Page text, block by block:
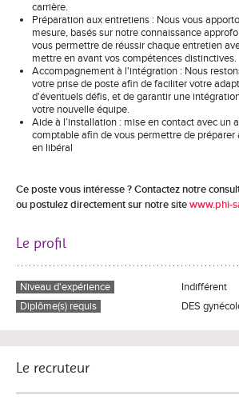
carrière.
Préparation aux entretiens : Nous vous
mesure, basés sur notre connaissance
vous permettre de réussir chaque entretien
mettre en avant vos compétences distinctives.
Accompagnement à l'intégration : Nous
votre prise de poste afin de faciliter votre
d'éventuels défis, et de garantir une
votre nouvelle équipe.
Aide à l’installation : mise en contact avec un
comptable afin de vous permettre de préparer
en libéral
Ce poste vous intéresse ? Contactez notre
ou postulez directement sur notre sitewww.phi-
Le profil
Niveau d'expérience
Indifférent
Diplôme(s) requis
DES
Le recruteur